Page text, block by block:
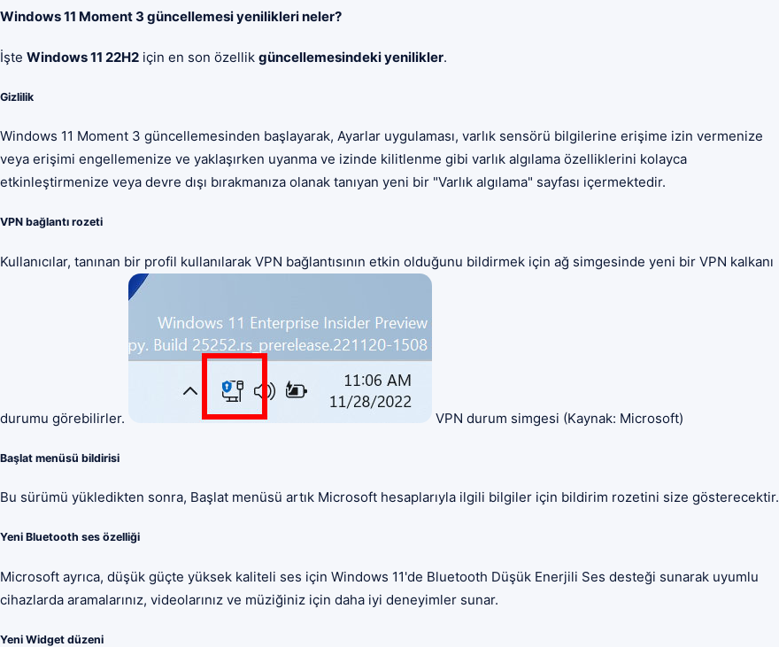
Windows 11 Moment 3 güncellemesi yenilikleri neler?
İşte Windows 11 22H2 için en son özellik güncellemesindeki yenilikler.
Gizlilik
Windows 11 Moment 3 güncellemesinden başlayarak, Ayarlar uygulaması, varlık sensörü bilgilerine erişime izin vermenize
veya erişimi engellemenize ve yaklaşırken uyanma ve izinde kilitlenme gibi varlık algılama özelliklerini kolayca
etkinleştirmenize veya devre dışı bırakmanıza olanak tanıyan yeni bir "Varlık algılama" sayfası içermektedir.
VPN bağlantı rozeti
Kullanıcılar, tanınan bir profil kullanılarak VPN bağlantısının etkin olduğunu bildirmek için ağ simgesinde yeni bir VPN kalkanı
durumu görebilirler. VPN durum simgesi (Kaynak: Microsoft)
Başlat menüsü bildirisi
Bu sürümü yükledikten sonra, Başlat menüsü artık Microsoft hesaplarıyla ilgili bilgiler için bildirim rozetini size gösterecektir.
Yeni Bluetooth ses özelliği
Microsoft ayrıca, düşük güçte yüksek kaliteli ses için Windows 11'de Bluetooth Düşük Enerjili Ses desteği sunarak uyumlu
cihazlarda aramalarınız, videolarınız ve müziğiniz için daha iyi deneyimler sunar.
Yeni Widget düzeni